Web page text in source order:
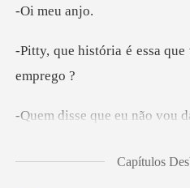
Sair
meu
essa
e que eu n
Capítulos